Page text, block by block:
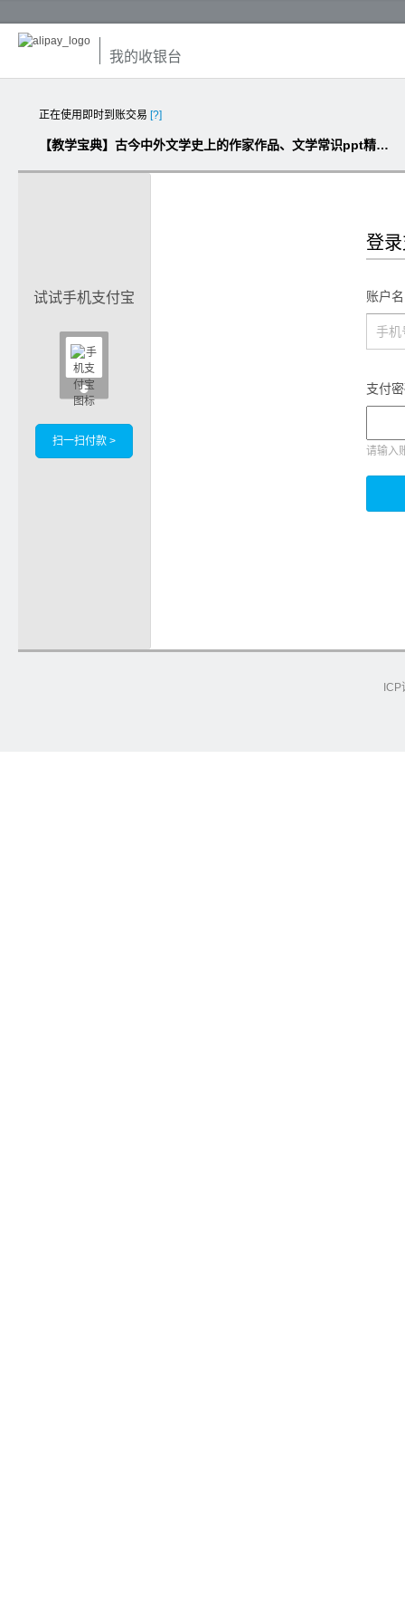
我的收银台
正在使用即时到账交易 [?]
【教学宝典】古今中外文学史上的作家作品、文学常识ppt精讲课件（图文并茂版）
试试手机支付宝

扫一扫付款 >
登
账户
支付
请输入